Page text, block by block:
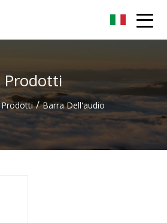
Prodotti
Prodotti / Barra Dell'audio